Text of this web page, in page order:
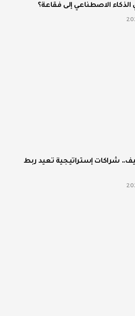
الاصطناعي إلى فقاعة؟
شراكات إستراتيجية تعيد ربط